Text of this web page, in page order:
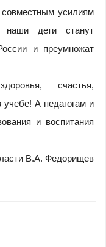
совместным усилиям
наши дети станут
и преумножат
счастья,
А педагогам и
и воспитания
В.А. Федорищев